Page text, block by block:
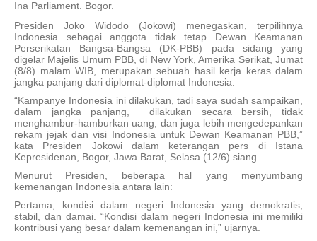
Ina Parliament. Bogor.
Presiden Joko Widodo (Jokowi) menegaskan, terpilihnya
Indonesia sebagai anggota tidak tetap Dewan Keamanan
Perserikatan Bangsa-Bangsa (DK-PBB) pada sidang yang
digelar Majelis Umum PBB, di New York, Amerika Serikat, Jumat
(8/8) malam WIB, merupakan sebuah hasil kerja keras dalam
jangka panjang dari diplomat-diplomat Indonesia.
“Kampanye Indonesia ini dilakukan, tadi saya sudah sampaikan,
dalam jangka panjang, dilakukan secara bersih, tidak
menghambur-hamburkan uang, dan juga lebih mengedepankan
rekam jejak dan visi Indonesia untuk Dewan Keamanan PBB,”
kata Presiden Jokowi dalam keterangan pers di Istana
Kepresidenan, Bogor, Jawa Barat, Selasa (12/6) siang.
Menurut Presiden, beberapa hal yang menyumbang
kemenangan Indonesia antara lain:
Pertama, kondisi dalam negeri Indonesia yang demokratis,
stabil, dan damai. “Kondisi dalam negeri Indonesia ini memiliki
kontribusi yang besar dalam kemenangan ini,” ujarnya.